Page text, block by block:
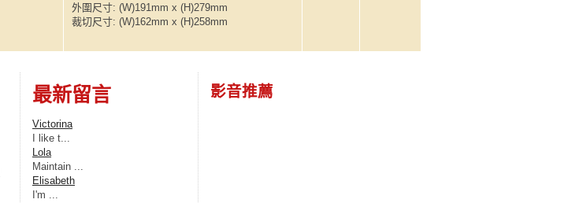
外圍尺寸: (W)191mm x (H)279mm
裁切尺寸: (W)162mm x (H)258mm
最新留言
Victorina
I lіke t...
Lola
Maintain ...
Elisabeth
I'm ...
影音推薦